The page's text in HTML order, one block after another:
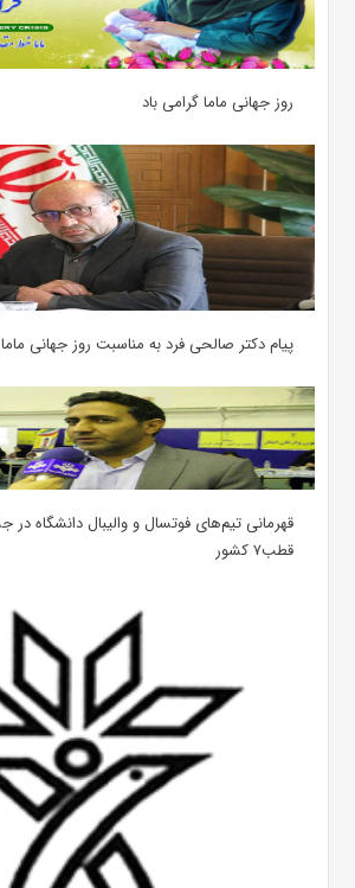
روز جهانی ماما گرامی باد
پیام دکتر صالحی فرد به مناسبت روز جهانی ماما
قهرمانی تیم‌های فوتسال و والیبال دانشگاه در
قطب۷ کشور